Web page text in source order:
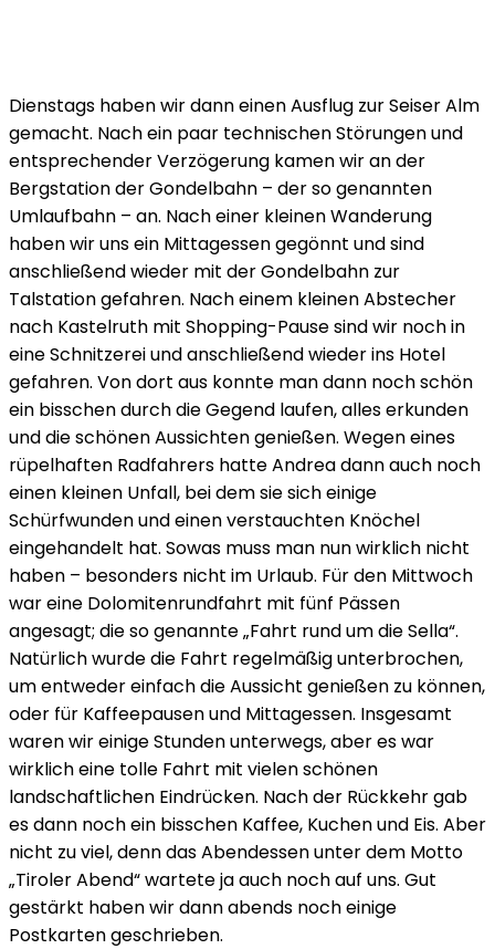
Dienstags haben wir dann einen Ausflug zur Seiser Alm
gemacht. Nach ein paar technischen Störungen und
entsprechender Verzögerung kamen wir an der
Bergstation der Gondelbahn – der so genannten
Umlaufbahn – an. Nach einer kleinen Wanderung
haben wir uns ein Mittagessen gegönnt und sind
anschließend wieder mit der Gondelbahn zur
Talstation gefahren. Nach einem kleinen Abstecher
nach Kastelruth mit Shopping-Pause sind wir noch in
eine Schnitzerei und anschließend wieder ins Hotel
gefahren. Von dort aus konnte man dann noch schön
ein bisschen durch die Gegend laufen, alles erkunden
und die schönen Aussichten genießen. Wegen eines
rüpelhaften Radfahrers hatte Andrea dann auch noch
einen kleinen Unfall, bei dem sie sich einige
Schürfwunden und einen verstauchten Knöchel
eingehandelt hat. Sowas muss man nun wirklich nicht
haben – besonders nicht im Urlaub. Für den Mittwoch
war eine Dolomitenrundfahrt mit fünf Pässen
angesagt; die so genannte „Fahrt rund um die Sella“.
Natürlich wurde die Fahrt regelmäßig unterbrochen,
um entweder einfach die Aussicht genießen zu können,
oder für Kaffeepausen und Mittagessen. Insgesamt
waren wir einige Stunden unterwegs, aber es war
wirklich eine tolle Fahrt mit vielen schönen
landschaftlichen Eindrücken. Nach der Rückkehr gab
es dann noch ein bisschen Kaffee, Kuchen und Eis. Aber
nicht zu viel, denn das Abendessen unter dem Motto
„Tiroler Abend“ wartete ja auch noch auf uns. Gut
gestärkt haben wir dann abends noch einige
Postkarten geschrieben.